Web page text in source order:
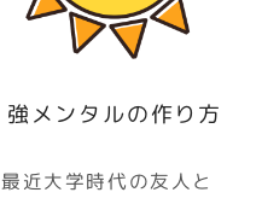
強メンタルの作り方
最近大学時代の友人と